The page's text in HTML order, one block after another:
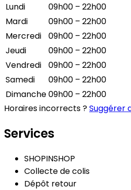
Lundi
09h00 – 22h00
Mardi
09h00 – 22h00
Mercredi
09h00 – 22h00
Jeudi
09h00 – 22h00
Vendredi
09h00 – 22h00
Samedi
09h00 – 22h00
Dimanche09h00 – 22h00
Horaires incorrects ?Suggérer
Services
SHOPINSHOP
Collecte de colis
Dépôt retour